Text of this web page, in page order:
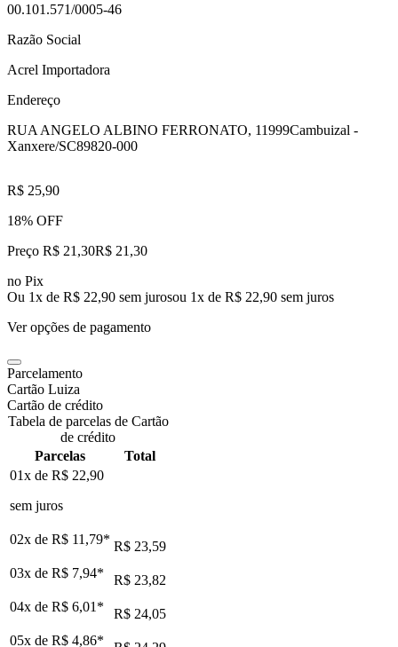
00.101.571/0005-46
Razão Social
Acrel Importadora
Endereço
RUA ANGELO ALBINO FERRONATO, 11999Cambuizal -
Xanxere/SC89820-000
R$ 25,90
18% OFF
Preço R$ 21,30R$ 21 ,30
no Pix
Ou 1x de R$ 22,90 sem jurosou 1x de R$ 22,90 sem juros
Ver opções de pagamento
Parcelamento
Cartão Luiza
Cartão de crédito
Tabela de parcelas de Cartão
de crédito
Parcelas
Total
01x de R$ 22,90
sem juros
02x de R$ 11,79* R$ 23,59
03x de R$ 7,94*
R$ 23,82
04x de R$ 6,01 *
R$ 24,05
05x de R$ 4,86*